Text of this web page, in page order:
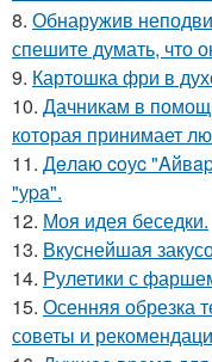
8. Обнаружив
спешите думать, что
9. Картошка фри в
10. Дачникам в
которая принимает
11. Дeлaю coуc
"уpa".
12. Моя идея беседки.
13. Вкуснейшая
14. Рулетики с
15. Осенняя обрезка
советы и